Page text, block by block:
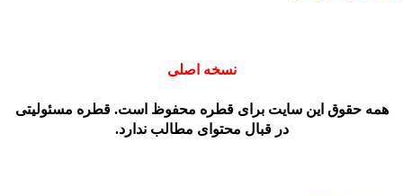
نسخه اصلی
حقوق این سایت برای قطره محفوظ است. قطره مسئولیتی
در قبال محتوای مطالب ندارد.